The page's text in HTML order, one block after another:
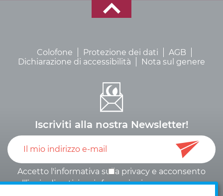
Colofone Protezione dei dati
AGB
Dichiarazione di accessibilità
Nota sul genere
Iscriviti alla nostra Newsletter!
Accetto l'informativa sulla privacy e acconsento
all’invio di notizie e informazioni.